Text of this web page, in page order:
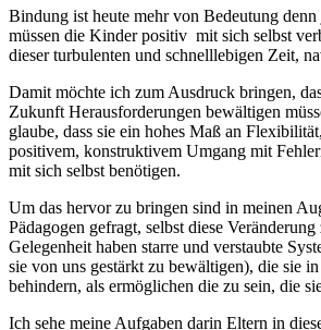
Bindung ist heute mehr von Bedeutung
müssen die Kinder positiv mit sich selbst
dieser turbulenten und schnelllebigen Zeit,
Damit möchte ich zum Ausdruck bringen,
Zukunft Herausforderungen bewältigen
glaube, dass sie ein hohes Maß an
positivem, konstruktivem Umgang mit
mit sich selbst benötigen.
Um das hervor zu bringen sind in meinen
Pädagogen gefragt, selbst diese
Gelegenheit haben starre und verstaubte
sie von uns gestärkt zu bewältigen), die sie
behindern, als ermöglichen die zu sein, die
Ich sehe meine Aufgaben darin Eltern in